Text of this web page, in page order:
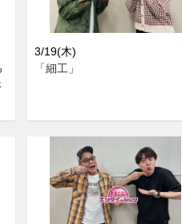
3/19(木)
「細工」